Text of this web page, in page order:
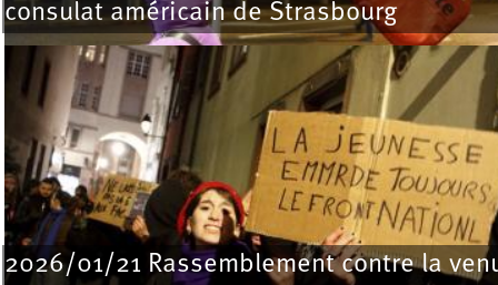
consulat américain de Strasbourg
2026/01/21 Rassemblement contre la